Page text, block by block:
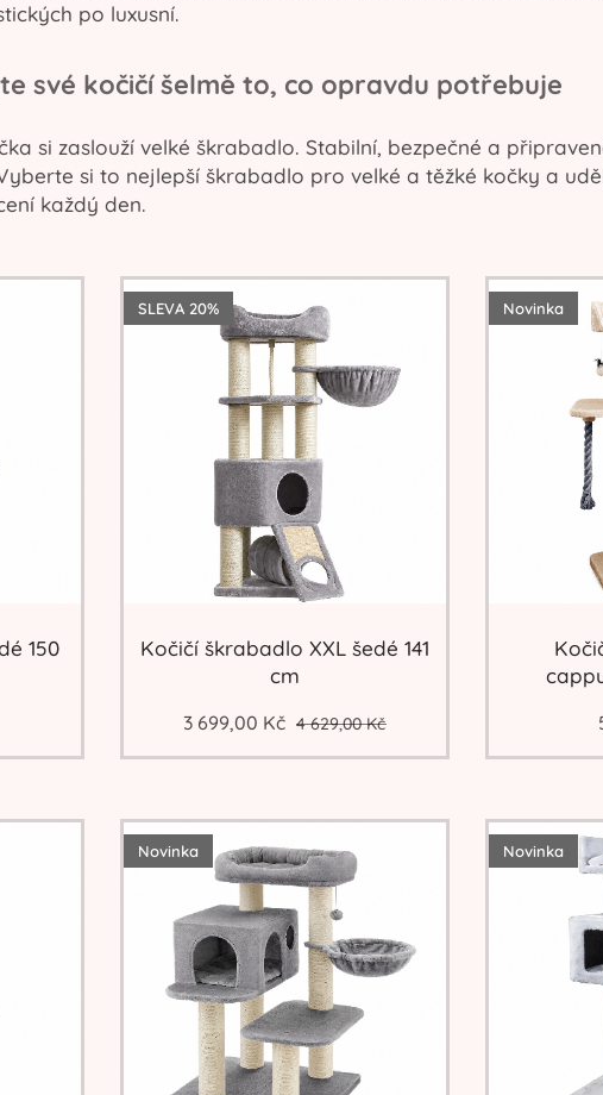
po luxusní.
své kočičí šelmě to, co opravdu potřebuje
si zaslouží velké škrabadlo. Stabilní, bezpečné a
si to nejlepší škrabadlo pro velké a těžké kočky a
každý den.
150
Kočičí škrabadlo XXL šedé 141
cm
SLEVA 20%
3 699,00 Kč 4 629,00Kč
Novinka
Novinka Novinka